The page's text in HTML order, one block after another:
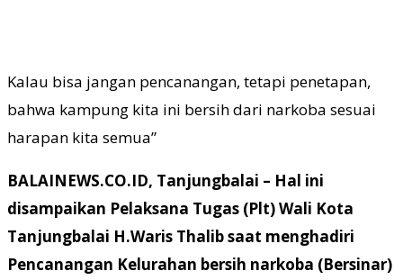
Kalau bisa jangan pencanangan, tetapi penetapan,
bahwa kampung kita ini bersih dari narkoba sesuai
harapan kita semua”
BALAINEWS.CO.ID, Tanjungbalai – Hal ini
disampaikan Pelaksana Tugas (Plt) Wali Kota
Tanjungbalai H.Waris Thalib saat menghadiri
Pencanangan Kelurahan bersih narkoba (Bersinar)